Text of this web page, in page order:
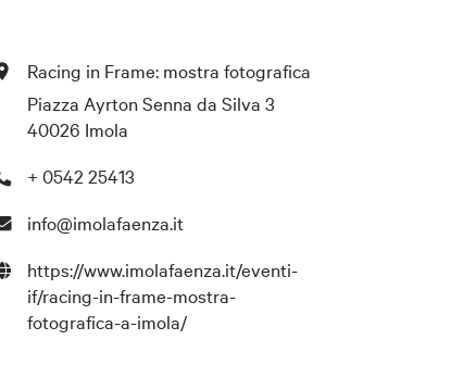
Racing in Frame: mostra fotografica
Piazza Ayrton Senna da Silva 3
40026 Imola
+ 0542 25413
info@imolafaenza.it
https://www.imolafaenza.it/eventi-
if/racing-in-frame-mostra-
fotografica-a-imola/